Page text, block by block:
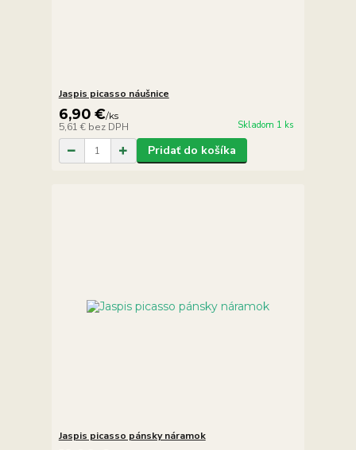
Jaspis picasso náušnice
6,90 €/ks
5,61 € bez DPH Skladom 1 ks
Pridať do košíka
Jaspis picasso pánsky náramok